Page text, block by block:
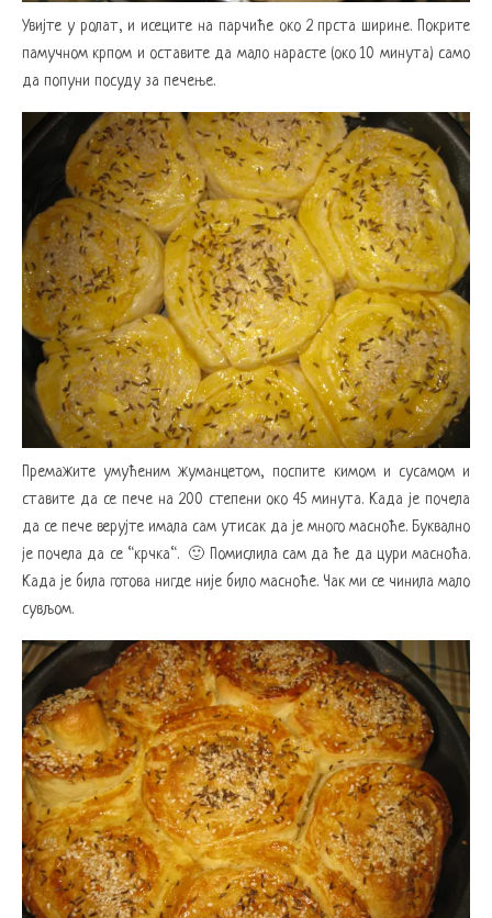
Увијте у ролат, и исеците на парчиће око 2 прста ширине. Покрите
памучном крпом и оставите да мало нарасте (око 10 минута) само
да попуни посуду за печење.
Премажите умућеним жуманцетом, поспите кимом и сусамом и
ставите да се пече на 200 степени око 45 минута. Када је почела
да се пече верујте имала сам утисак да је много масноће. Буквално
је почела да се “крчка“. 🙂 Помислила сам да ће да цури масноћа.
Када је била готова нигде није било масноће. Чак ми се чинила мало
сувљом.